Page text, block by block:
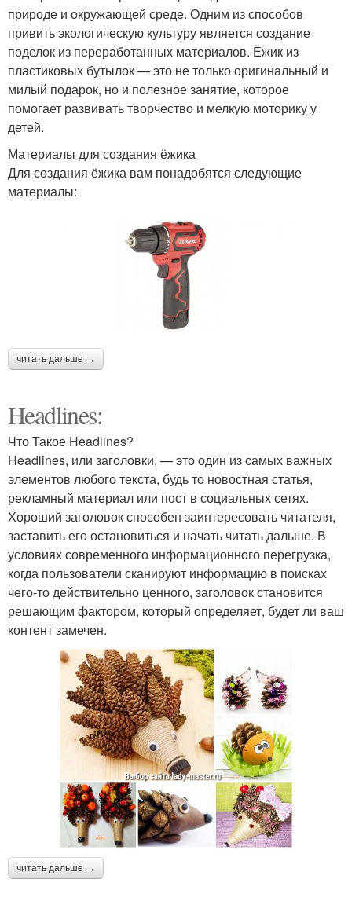
природе и окружающей среде. Одним из способов
привить экологическую культуру является создание
поделок из переработанных материалов. Ёжик из
пластиковых бутылок — это не только оригинальный и
милый подарок, но и полезное занятие, которое
помогает развивать творчество и мелкую моторику у
детей.
Материалы для создания ёжика
Для создания ёжика вам понадобятся следующие
материалы:
читать дальше →
Headlines:
Что Такое Headlines?
Headlines, или заголовки, — это один из самых важных
элементов любого текста, будь то новостная статья,
рекламный материал или пост в социальных сетях.
Хороший заголовок способен заинтересовать читателя,
заставить его остановиться и начать читать дальше. В
условиях современного информационного перегрузка,
когда пользователи сканируют информацию в поисках
чего-то действительно ценного, заголовок становится
решающим фактором, который определяет, будет ли ваш
контент замечен.
читать дальше →